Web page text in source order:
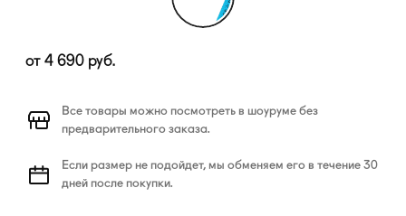
от 4 690 руб.
Все товары можно посмотреть в шоуруме без
предварительного заказа.
Если размер не подойдет, мы обменяем его в течение 30
дней после покупки.